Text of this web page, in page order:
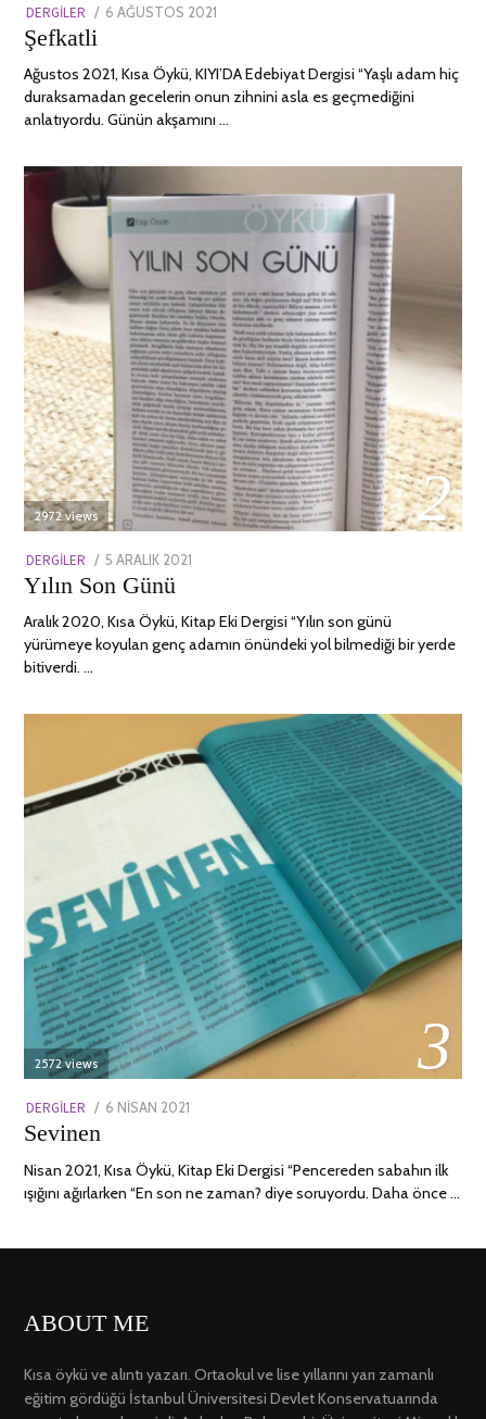
DERGILER
POSTED
6 AĞUSTOS 2021
Şefkatli
Ağustos 2021, Kısa Öykü, KIYI’DA Edebiyat Dergisi “Yaşlı adam hiç
duraksamadan gecelerin onun zihnini asla es geçmediğini
anlatıyordu. Günün akşamını …
02
2972 views
DERGILER
POSTED
ON
5 ARALIK 2021
Yılın Son Günü
Aralık 2020, Kısa Öykü, Kitap Eki Dergisi “Yılın son günü
yürümeye koyulan genç adamın önündeki yol bilmediği bir yerde
bitiverdi. …
03
2572 views
DERGILER
POSTED
6 NISAN 2021
Sevinen
Nisan 2021, Kısa Öykü, Kitap Eki Dergisi “Pencereden sabahın ilk
ışığını ağırlarken “En son ne zaman? diye soruyordu. Daha önce …
ABOUT ME
Kısa öykü ve alıntı yazarı. Ortaokul ve lise yıllarını yarı zamanlı
eğitim gördüğü İstanbul Üniversitesi Devlet Konservatuarında